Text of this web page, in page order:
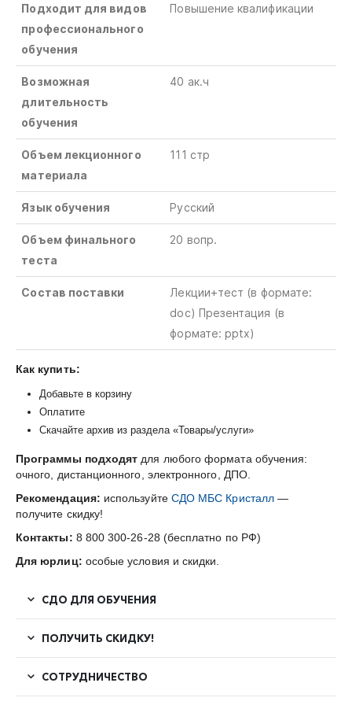
Подходит для видов
профессионального
обучения
Повышение квалификации
Возможная
длительность
обучения
40 ак.ч
Объем лекционного
материала
111 стр
Язык обучения Русский
Объем финального
теста
20 вопр.
Состав поставки Лекции+тест (в формате:
doc) Презентация (в
формате: pptx)
Как купить:
Добавьте в корзину
Оплатите
Скачайте архив из раздела «Товары/услуги»
Программы подходят для любого формата обучения:
очного, дистанционного, электронного, ДПО.
Рекомендация: используйте СДО МБС Кристалл—
получите скидку!
Контакты: 8 800 300-26-28 (бесплатно по РФ)
Для юрлиц: особые условия и скидки.
СДО ДЛЯ ОБУЧЕНИЯ
ПОЛУЧИТЬ СКИДКУ!
СОТРУДНИЧЕСТВО